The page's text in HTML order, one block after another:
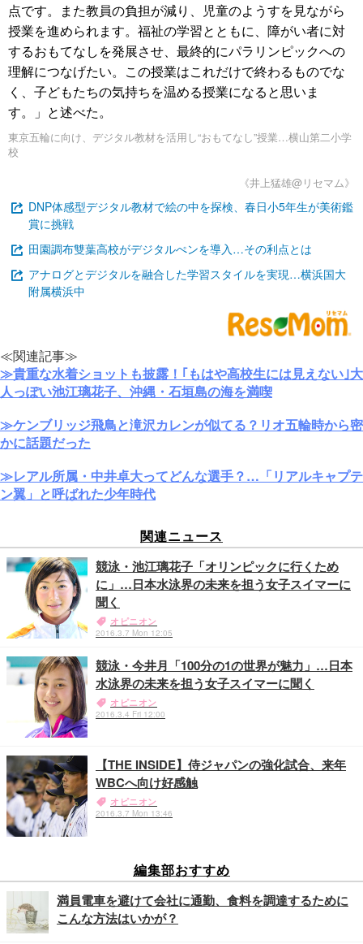
点です。また教員の負担が減り、児童のようすを見ながら
授業を進められます。福祉の学習とともに、障がい者に対
するおもてなしを発展させ、最終的にパラリンピックへの
理解につなげたい。この授業はこれだけで終わるものでな
く、子どもたちの気持ちを温める授業になると思いま
す。」と述べた。
東京五輪に向け、デジタル教材を活用し“おもてなし”授業…横山第二小学
校
《井上猛雄@リセマム》
DNP体感型デジタル教材で絵の中を探検、春日小5年生が美術鑑
賞に挑戦
田園調布雙葉高校がデジタルぺンを導入…その利点とは
アナログとデジタルを融合した学習スタイルを実現…横浜国大
附属横浜中
≪関連記事≫
≫貴重な水着ショットも披露！｢もはや高校生には見えない｣大
人っぽい池江璃花子、沖縄・石垣島の海を満喫
≫ケンブリッジ飛鳥と滝沢カレンが似てる？リオ五輪時から密
かに話題だった
≫レアル所属・中井卓大ってどんな選手？…「リアルキャプテ
ン翼」と呼ばれた少年時代
関連ニュース
競泳・池江璃花子「オリンピックに行くため
に」…日本水泳界の未来を担う女子スイマーに
聞く
オピニオン
2016.3.7 Mon 12:05
競泳・今井月「100分の1の世界が魅力」…日本
水泳界の未来を担う女子スイマーに聞く
オピニオン
2016.3.4 Fri 12:00
【THE INSIDE】侍ジャパンの強化試合、来年
WBCへ向け好感触
オピニオン
2016.3.7 Mon 13:46
編集部おすすめ
満員電車を避けて会社に通勤、食料を調達するために
こんな方法はいかが？